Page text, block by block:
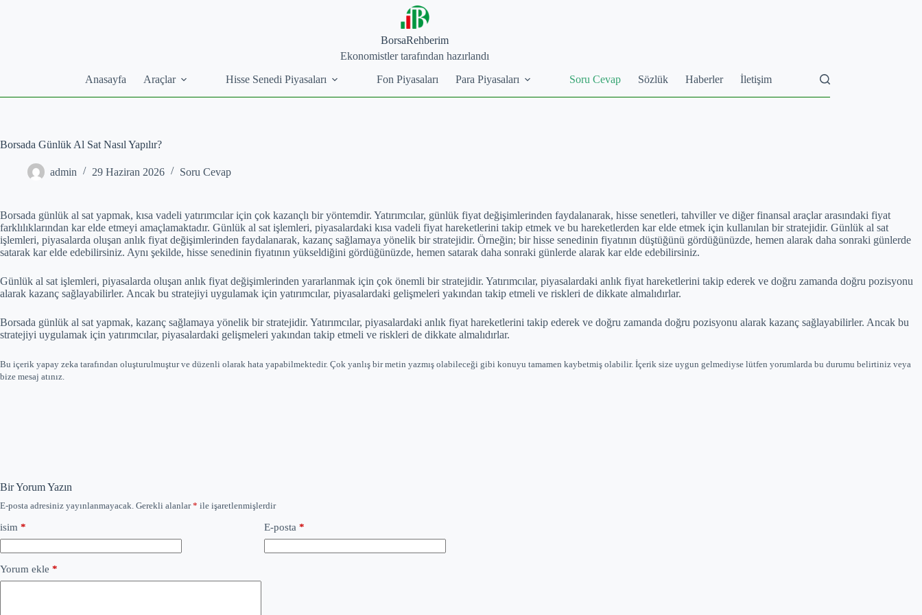
BorsaRehberim
Ekonomistler tarafından hazırlandı
Anasayfa
Araçlar Hisse Senedi Piyasaları Fon Piyasaları Para Piyasaları Soru Cevap Sözlük Haberler İletişim
Borsada Günlük Al Sat Nasıl Yapılır?
admin 29 Haziran 2026 Soru Cevap
Borsada günlük al sat yapmak, kısa vadeli yatırımcılar için çok kazançlı bir yöntemdir. Yatırımcılar, günlük fiyat değişimlerinden faydalanarak, hisse senetleri, tahviller ve diğer finansal araçlar arasındaki fiyat
farklılıklarından kar elde etmeyi amaçlamaktadır. Günlük al sat işlemleri, piyasalardaki kısa vadeli fiyat hareketlerini takip etmek ve bu hareketlerden kar elde etmek için kullanılan bir stratejidir. Günlük al sat
işlemleri, piyasalarda oluşan anlık fiyat değişimlerinden faydalanarak, kazanç sağlamaya yönelik bir stratejidir. Örneğin; bir hisse senedinin fiyatının düştüğünü gördüğünüzde, hemen alarak daha sonraki günlerde
satarak kar elde edebilirsiniz. Aynı şekilde, hisse senedinin fiyatının yükseldiğini gördüğünüzde, hemen satarak daha sonraki günlerde alarak kar elde edebilirsiniz.
Günlük al sat işlemleri, piyasalarda oluşan anlık fiyat değişimlerinden yararlanmak için çok önemli bir stratejidir. Yatırımcılar, piyasalardaki anlık fiyat hareketlerini takip ederek ve doğru zamanda doğru pozisyonu
alarak kazanç sağlayabilirler. Ancak bu stratejiyi uygulamak için yatırımcılar, piyasalardaki gelişmeleri yakından takip etmeli ve riskleri de dikkate almalıdırlar.
Borsada günlük al sat yapmak, kazanç sağlamaya yönelik bir stratejidir. Yatırımcılar, piyasalardaki anlık fiyat hareketlerini takip ederek ve doğru zamanda doğru pozisyonu alarak kazanç sağlayabilirler. Ancak bu
stratejiyi uygulamak için yatırımcılar, piyasalardaki gelişmeleri yakından takip etmeli ve riskleri de dikkate almalıdırlar.
Bu içerik yapay zeka tarafından oluşturulmuştur ve düzenli olarak hata yapabilmektedir. Çok yanlış bir metin yazmış olabileceği gibi konuyu tamamen kaybetmiş olabilir. İçerik size uygun gelmediyse lütfen yorumlarda bu durumu belirtiniz veya
bize mesaj atınız.
Bir Yorum Yazın
E-posta adresiniz yayınlanmayacak. Gerekli alanlar* ile işaretlenmişlerdir
isim * E-posta *
Yorum ekle *